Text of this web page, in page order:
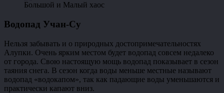
Большой и Малый хаос
Водопад Учан-Су
Нельзя забывать и о природных достопримечательностях
Алупки. Очень ярким местом будет водопад совсем недалеко
от города. Свою настоящую мощь водопад показывает в сезон
таяния снега. В сезон когда воды меньше местные называют
водопад «водокапом», так как падающие воды уменьшаются и
практически капают вниз.